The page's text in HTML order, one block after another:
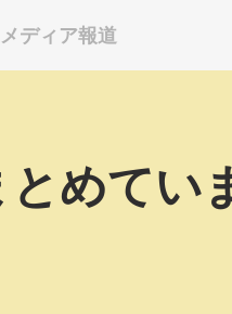
めてい
メディア報道